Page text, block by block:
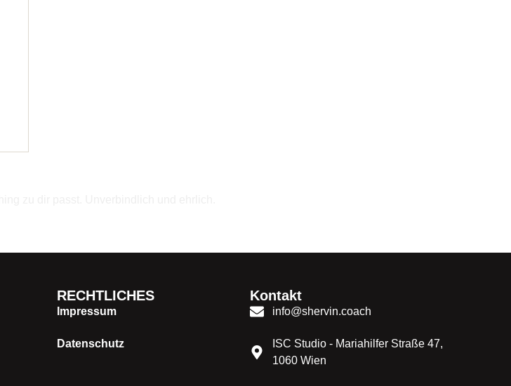
RECHTLICHES
Impressum
Datenschutz
Kontakt
info@shervin.coach
ISC Studio - Mariahilfer Straße 47,
1060 Wien